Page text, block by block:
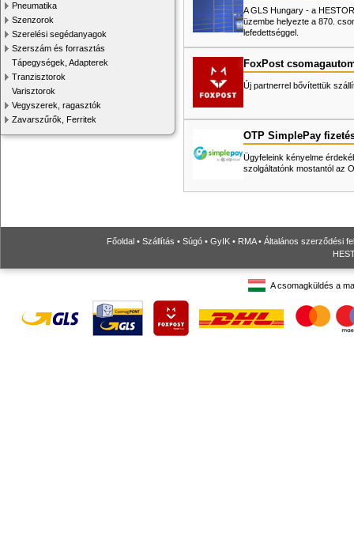
Pneumatika
Szenzorok
Szerelési segédanyagok
Szerszám és forrasztás
Tápegységek, Adapterek
Tranzisztorok
Varisztorok
Vegyszerek, ragasztók
Zavarszűrők, Ferritek
A GLS Hungary - a
üzembe helyezte a 870.
lefedettséggel.
FoxPost
Új partnerrel bővítettük
OTP SimplePay
Ügyfeleink kényelme
szolgáltatónk mostantól az
Főoldal • Szállítás • Súgó • GyIK • RMA• Általános szerződési
A csomagküldés a